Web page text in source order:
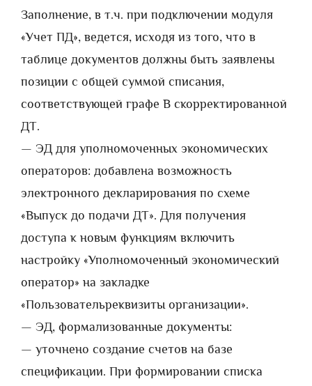
Заполнение, в т.ч. при подключении модуля
«Учет ПД», ведется, исходя из того, что в
таблице документов должны быть заявлены
позиции с общей суммой списания,
соответствующей графе В скорректированной
ДТ.
— ЭД для уполномоченных экономических
операторов: добавлена возможность
электронного декларирования по схеме
«Выпуск до подачи ДТ». Для получения
доступа к новым функциям включить
настройку «Уполномоченный экономический
оператор» на закладке
«Пользовательреквизиты организации».
— ЭД, формализованные документы:
— уточнено создание счетов на базе
спецификации. При формировании списка